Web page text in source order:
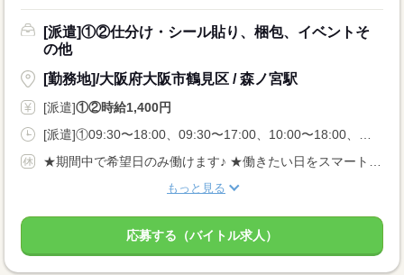
[派遣]①②仕分け・シール貼り、梱包、イベントそ
の他
[勤務地]/大阪府大阪市鶴見区 / 森ノ宮駅
[派遣]①②時給1,400円
もっと見る
応募する（バイトル求人）